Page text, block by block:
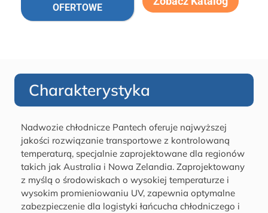
OFERTOWE
Charakterystyka
Nadwozie chłodnicze Pantech oferuje najwyższej
jakości rozwiązanie transportowe z kontrolowaną
temperaturą, specjalnie zaprojektowane dla regionów
takich jak Australia i Nowa Zelandia. Zaprojektowany
z myślą o środowiskach o wysokiej temperaturze i
wysokim promieniowaniu UV, zapewnia optymalne
zabezpieczenie dla logistyki łańcucha chłodniczego i